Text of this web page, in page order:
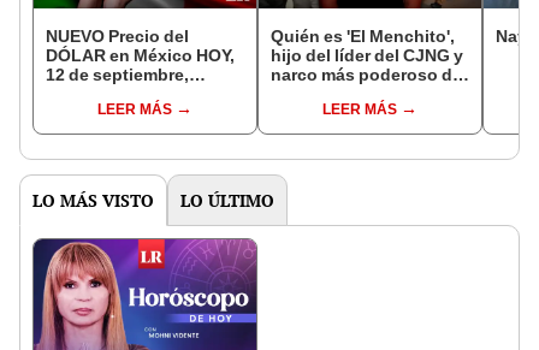
NUEVO Precio del
DÓLAR en México HOY,
12 de septiembre,
de cambio en el Banco
Azteca, BBVA y otros
LEER MÁS
Quién es 'El Menchito',
hijo del líder del CJNG y
narco más poderoso de
en Estados Unidos
LEER MÁS
LO MÁS VISTO LO ÚLTIMO